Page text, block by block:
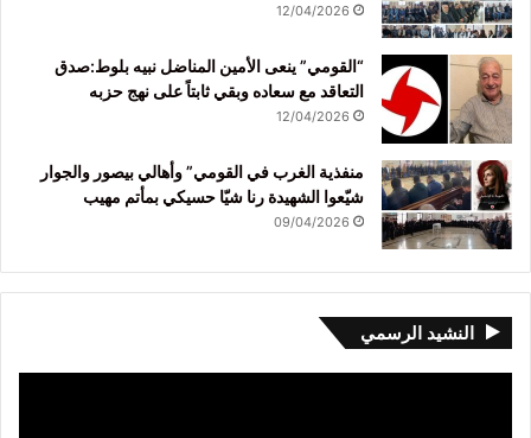
12/04/2026
“القومي” ينعى الأمين المناضل نبيه بلوط:صدق
التعاقد مع سعاده وبقي ثابتاً على نهج حزبه
12/04/2026
منفذية الغرب في القومي” وأهالي بيصور والجوار
شيّعوا الشهيدة رنا شيّا حسيكي بمأتم مهيب
09/04/2026
النشيد الرسمي